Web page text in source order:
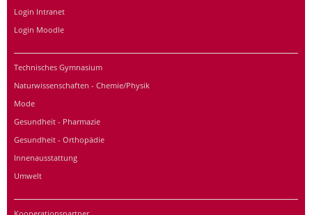
Login Intranet
Login Moodle
Technisches Gymnasium
Naturwissenschaften - Chemie/Physik
Mode
Gesundheit - Pharmazie
Gesundheit - Orthopädie
Innenausstattung
Umwelt